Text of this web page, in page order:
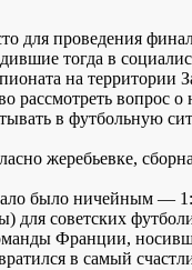
для проведения
тогда в
на территории
рассмотреть вопрос
в футбольную
жеребьевке,
было ничейным — 1:1
для советских
Франции,
в самый